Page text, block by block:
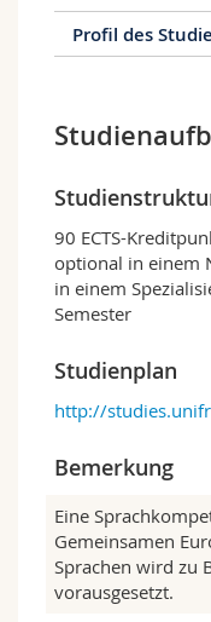
Profil des
Fremdsprache/
(DaF/DaZ).
Sie werden
setzen sich
Sie befassen
guten
z.B. nach
Sie
oder
90 ECTS-
optional in einem
in einem
Semester
Studienplan
http://
Bemerkung
Eine
Gemeinsamen
Sprachen wird zu
vorausgesetzt.